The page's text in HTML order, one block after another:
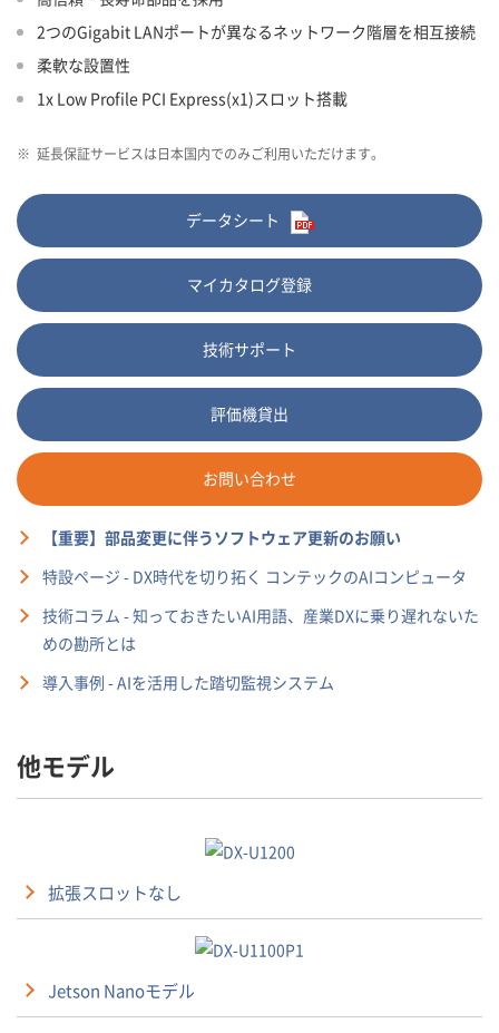
2つのGigabit LANポートが異なるネットワーク階層を相互接続
柔軟な設置性
1x Low Profile PCI Express(x1)スロット搭載
※ 延長保証サービスは日本国内でのみご利用いただけます。
データシート
マイカタログ登録
技術サポート
評価機貸出
お問い合わせ
【重要】部品変更に伴うソフトウェア更新のお願い
特設ページ - DX時代を切り拓く コンテックのAIコンピュータ
技術コラム - 知っておきたいAI用語、産業DXに乗り遅れないた
めの勘所とは
導入事例 - AIを活用した踏切監視システム
他モデル
拡張スロットなし
Jetson Nanoモデル